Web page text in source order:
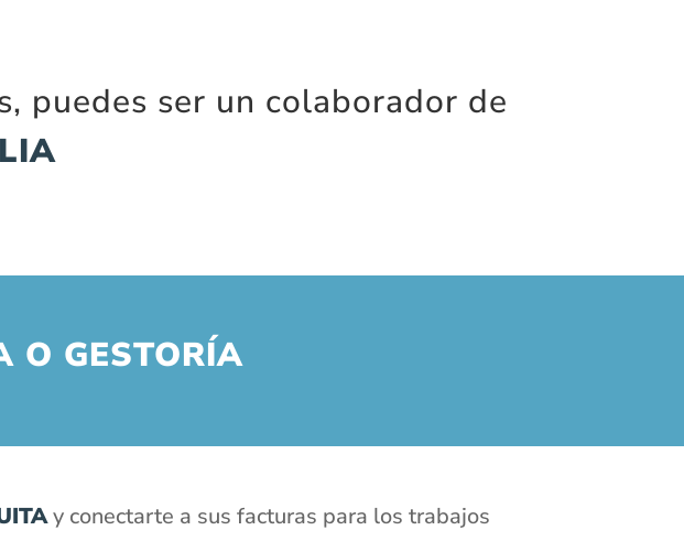
puedes ser un colaborador de
O GESTORÍA
y conectarte a sus facturas para los trabajos